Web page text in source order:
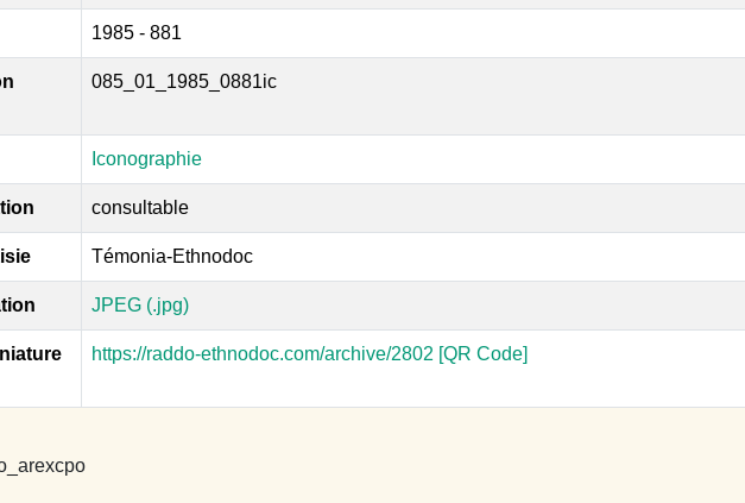
1985 - 881
085_01_1985_0881ic
Iconographie
consultable
Témonia-Ethnodoc
JPEG (.jpg)
https://raddo-ethnodoc.com/archive/2802 [QR Code]